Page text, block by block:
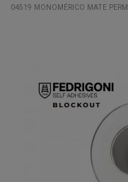
04519 MONOMÉRICO MATE